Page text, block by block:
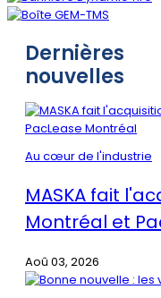
Dernières
nouvelles
Au cœur de l'industrie
MASKA fait
Montréal et
Aoû 03, 2026